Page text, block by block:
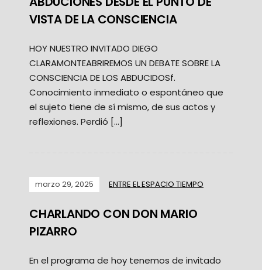
VISTA DE LA CONSCIENCIA
HOY NUESTRO INVITADO DIEGO
CLARAMONTEABRIREMOS UN DEBATE SOBRE LA
CONSCIENCIA DE LOS ABDUCIDOSf.
Conocimiento inmediato o espontáneo que
el sujeto tiene de sí mismo, de sus actos y
reflexiones. Perdió […]
marzo 29, 2025 ENTRE EL ESPACIO TIEMPO
CHARLANDO CON DON MARIO
PIZARRO
En el programa de hoy tenemos de invitado